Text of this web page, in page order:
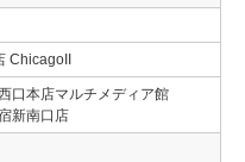
ChicagoII
口本店マルチメディア館
新南口店